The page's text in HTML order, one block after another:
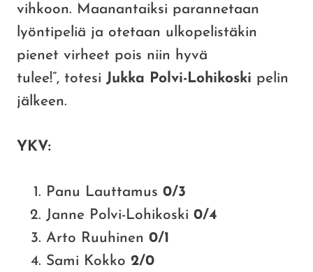
vihkoon. Maanantaiksi parannetaan
lyöntipeliä ja otetaan ulkopelistäkin
pienet virheet pois niin hyvä
tulee!”, totesi Jukka Polvi-Lohikoski pelin
jälkeen.
YKV:
Panu Lauttamus 0/3
Janne Polvi-Lohikoski 0/4
Arto Ruuhinen 0/1
Sami Kokko 2/0